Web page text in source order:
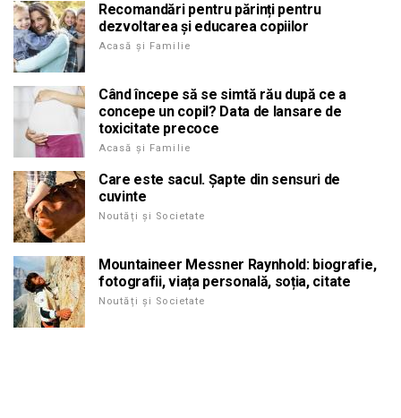
Recomandări pentru părinți pentru
dezvoltarea și educarea copiilor
Acasă și Familie
Când începe să se simtă rău după ce a
concepe un copil? Data de lansare de
toxicitate precoce
Acasă și Familie
Care este sacul. Șapte din sensuri de
cuvinte
Noutăți și Societate
Mountaineer Messner Raynhold: biografie,
fotografii, viața personală, soția, citate
Noutăți și Societate